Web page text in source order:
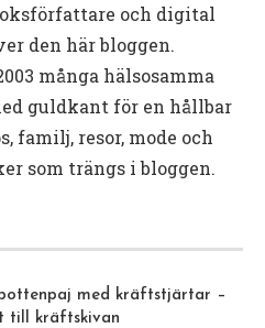
och digital
den här bloggen.
många hälsosamma
guldkant för en hållbar
familj, resor, mode och
som trängs i bloggen.
med kräftstjärtar –
till kräftskivan